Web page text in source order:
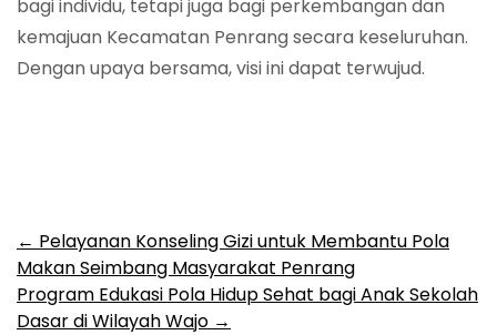
bagi individu, tetapi juga bagi perkembangan dan
kemajuan Kecamatan Penrang secara keseluruhan.
Dengan upaya bersama, visi ini dapat terwujud.
Post
navigation
← Pelayanan Konseling Gizi untuk Membantu Pola
Makan Seimbang Masyarakat Penrang
Program Edukasi Pola Hidup Sehat bagi Anak Sekolah
Dasar di Wilayah Wajo →